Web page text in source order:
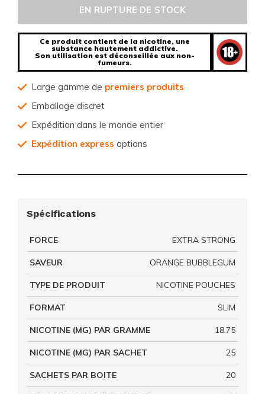
EN RUPTURE DE STOCK
Ce produit contient de la nicotine, une
substance hautement addictive.
Son utilisation est déconseillée aux non-
fumeurs.
Large gamme de premiers produits
Emballage discret
Expédition dans le monde entier
Expédition express options
Spécifications
FORCE EXTRA STRONG
SAVEUR ORANGE BUBBLEGUM
TYPE DE PRODUIT NICOTINE POUCHES
FORMAT SLIM
NICOTINE (MG) PAR GRAMME 18.75
NICOTINE (MG) PAR SACHET 25
SACHETS PAR BOITE 20